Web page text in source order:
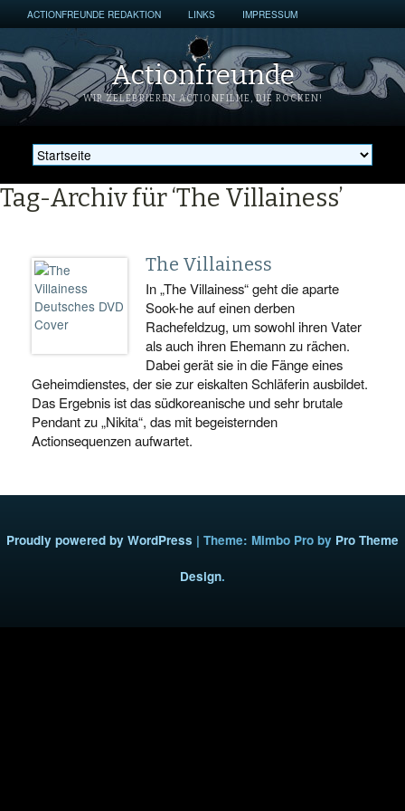
ACTIONFREUNDE REDAKTION LINKS IMPRESSUM
Actionfreunde
WIR ZELEBRIEREN ACTIONFILME, DIE ROCKEN!
Tag-Archiv für ‘The Villainess’
The Villainess
In „The Villainess“ geht die aparte
Sook-he auf einen derben
Rachefeldzug, um sowohl ihren Vater
als auch ihren Ehemann zu rächen.
Dabei gerät sie in die Fänge eines
Geheimdienstes, der sie zur eiskalten Schläferin ausbildet.
Das Ergebnis ist das südkoreanische und sehr brutale
Pendant zu „Nikita“, das mit begeisternden
Actionsequenzen aufwartet.
Proudly powered by WordPress | Theme: Mimbo Pro by Pro Theme
Design.